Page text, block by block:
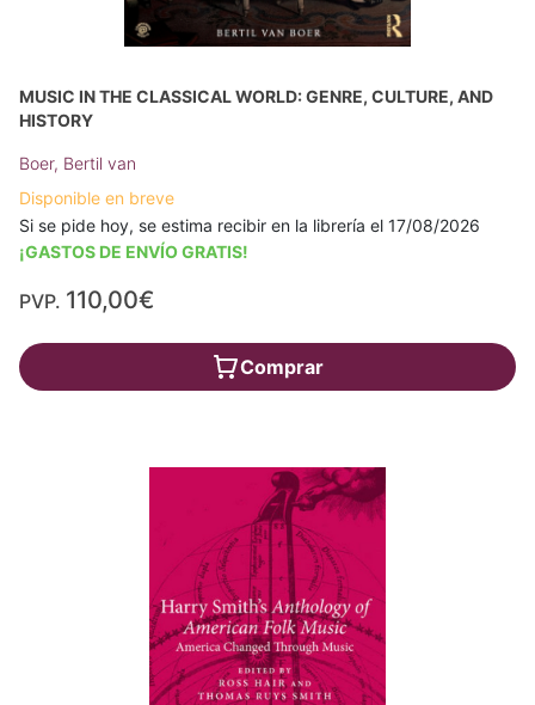
MUSIC IN THE CLASSICAL WORLD: GENRE, CULTURE, AND
HISTORY
Boer, Bertil van
Disponible en breve
Si se pide hoy, se estima recibir en la librería el 17/08/2026
¡GASTOS DE ENVÍO GRATIS!
PVP. 110,00€
Comprar